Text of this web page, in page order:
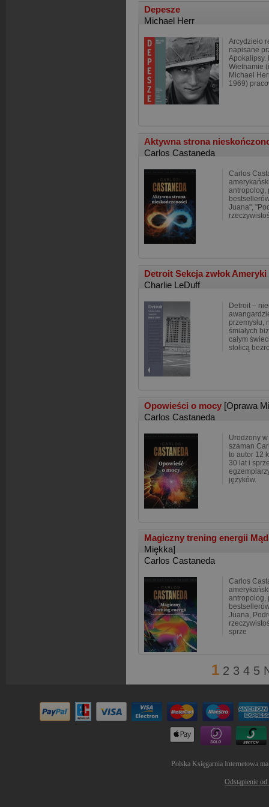
Depesze
Michael Herr
Arcydzieło
napisane
Apokalipsy.
Wietnamie
Michael
1969)
Aktywna strona
Carlos Castaneda
Carlos
antropolog,
Juana",
Detroit Sekcja zwłok Ameryki
Charlie LeDuff
Detroit –
przemysłu,
śmiałych
całym
stolicą
Opowieści o mocy [Oprawa
Carlos Castaneda
Urodzony
szaman
to autor 12
30 lat i
języków.
Magiczny trening energii
Miękka]
Carlos Castaneda
Carlos
antropolog,
Juana,
sprze
1 2 3 4 5
Polska Księgarnia Internetowa
Odstąpienie